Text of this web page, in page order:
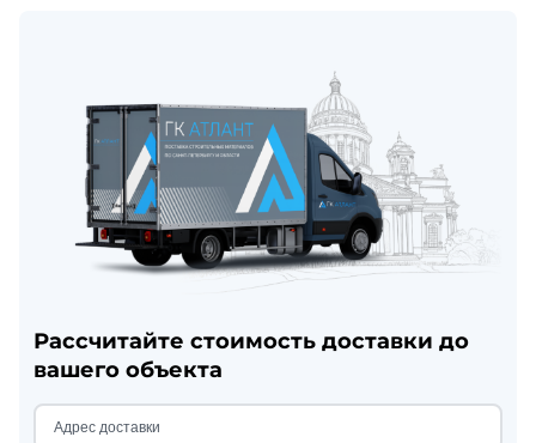
Рассчитайте стоимость доставки до
вашего объекта